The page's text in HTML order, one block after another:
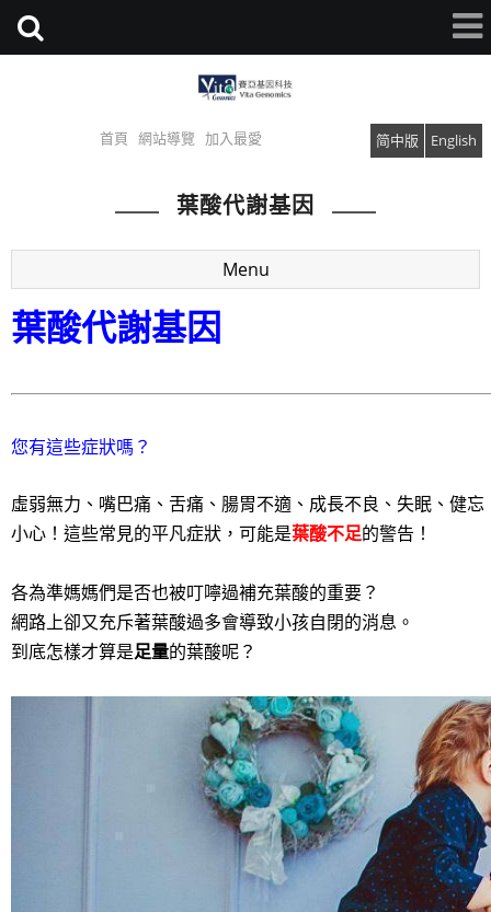
首頁 網站導覽 加入最愛 简中版 English
葉酸代謝基因
Menu
葉酸代謝基因
您有這些症狀嗎？
虛弱無力、嘴巴痛、舌痛、腸胃不適、成長不良、失眠、健忘
小心！這些常見的平凡症狀，可能是葉酸不足的警告！
各為準媽媽們是否也被叮嚀過補充葉酸的重要？
網路上卻又充斥著葉酸過多會導致小孩自閉的消息。
到底怎樣才算是足量的葉酸呢？